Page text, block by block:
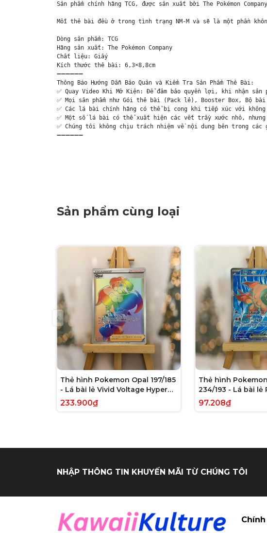
Sản phẩm chính hãng TCG, được sản xuất bởi The Pokémon
Mỗi thẻ bài đều ở trong tình trạng NM-M và sẽ là một phần
Dòng sản phẩm: TCG
Hãng sản xuất: The Pokémon Company
Chất liệu: Giấy
Kích thước thẻ bài: 6,3×8,8cm
➖➖➖➖➖➖
Thông Báo Hướng Dẫn Bảo Quản và Kiểm Tra Sản Phẩm Thẻ Bài:
✅ Quay Video Khi Mở Kiện: Để đảm bảo quyền lợi, khi nhận
✅ Mọi sản phẩm như Gói thẻ bài (Pack lẻ), Booster Box, Bộ
✅ Các lá bài chính hãng có thể bị cong khi tiếp xúc với
✅ Một số lá bài có thể xuất hiện các vết trầy xước nhỏ, nhưng
✅ Chúng tôi không chịu trách nhiệm về nội dung bên trong
➖➖➖➖➖➖
Sản phẩm cùng loại
Thẻ hình Pokemon Opal 197/185
- Lá bài lẻ Vivid Voltage Hyper
Rare tiếng Anh chính hãng
233.900₫
Thẻ hình
234/193 - Lá bài lẻ
Evolved Full Art
tiếng Anh chính
97.208₫
NHẬP THÔNG TIN KHUYẾN MÃI TỪ CHÚNG TÔI